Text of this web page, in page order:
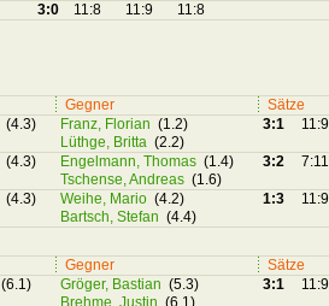
3:0 11:8 11:9 11:8
Gegner Sätze
(4.3) Franz, Florian (1.2)
Lüthge, Britta (2.2)
3:1 11:9
(4.3) Engelmann, Thomas (1.4)
Tschense, Andreas (1.6)
3:2 7:11
(4.3) Weihe, Mario (4.2)
Bartsch, Stefan (4.4)
1:3 11:9
Gegner Sätze
(6.1) Gröger, Bastian (5.3)
Brehme, Justin (6.1)
3:1 11:9